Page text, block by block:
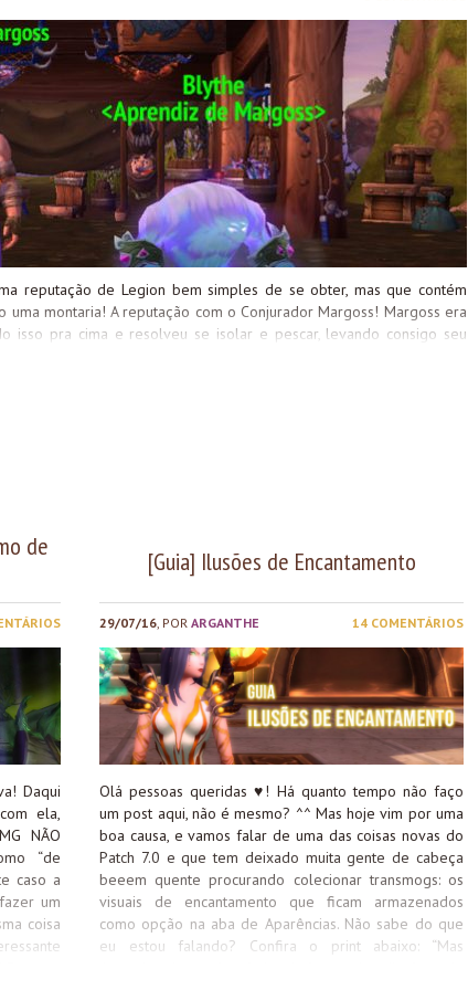
reputação de Legion bem simples de se obter, mas que contém
uma montaria! A reputação com o Conjurador Margoss! Margoss era
isso pra cima e resolveu se isolar e pescar, levando consigo seu
de
Daqui
ela,
NÃO
“de
caso a
um
coisa
[Guia] Ilusões de Encantamento
29/07/16 , POR ARGANTHE 14 COMENTÁRIOS
Olá pessoas queridas♥! Há quanto tempo não faço
um post aqui, não é mesmo? ^^ Mas hoje vim por uma
boa causa, e vamos falar de uma das coisas novas do
Patch 7.0 e que tem deixado muita gente de cabeça
beeem quente procurando colecionar transmogs: os
visuais de encantamento que ficam armazenados
como opção na aba de Aparências. Não sabe do que
eu estou falando? Confira o print abaixo: “Mas